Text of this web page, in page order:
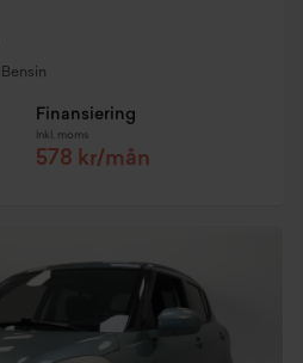
Bensin
Finansiering
Inkl. moms
578 kr/mån